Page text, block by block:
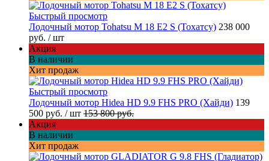
Быстрый просмотр
Лодочный мотор Tohatsu M 18 E2 S (Тохатсу) 238 000
руб. / шт
Акция
В наличии
Хит продаж
Быстрый просмотр
Лодочный мотор Hidea HD 9.9 FHS PRO (Хайди) 139
500 руб. / шт 153 800 руб.
Акция
В наличии
Хит продаж